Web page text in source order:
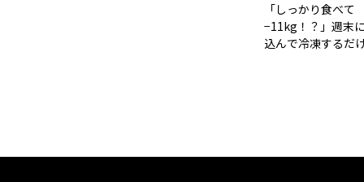
「しっかり食べて
−11kg！？」週末
込んで冷凍するだ